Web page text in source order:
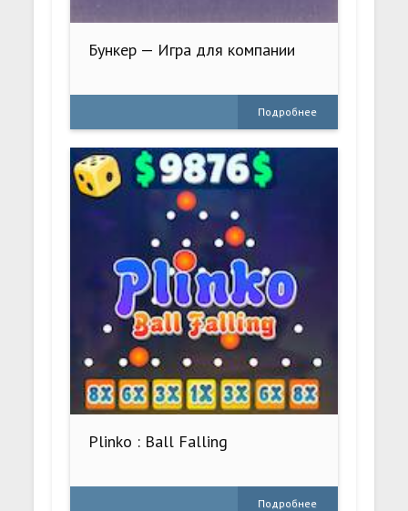
Бункер — Игра для компании
Подробнее
Plinko : Ball Falling
Подробнее